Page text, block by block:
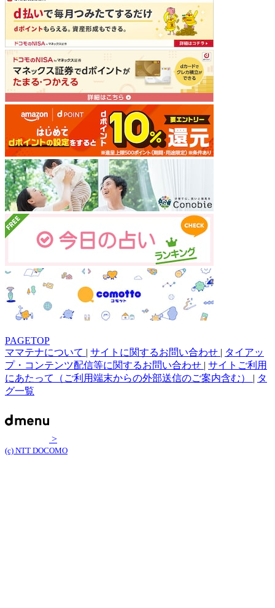
PAGETOP
ママテナについて | サイトに関するお問い合わせ | タイアッ
プ・コンテンツ配信等に関するお問い合わせ | サイトご利用
にあたって（ご利用端末からの外部送信のご案内含む） | タ
グ一覧
>
(c) NTT DOCOMO